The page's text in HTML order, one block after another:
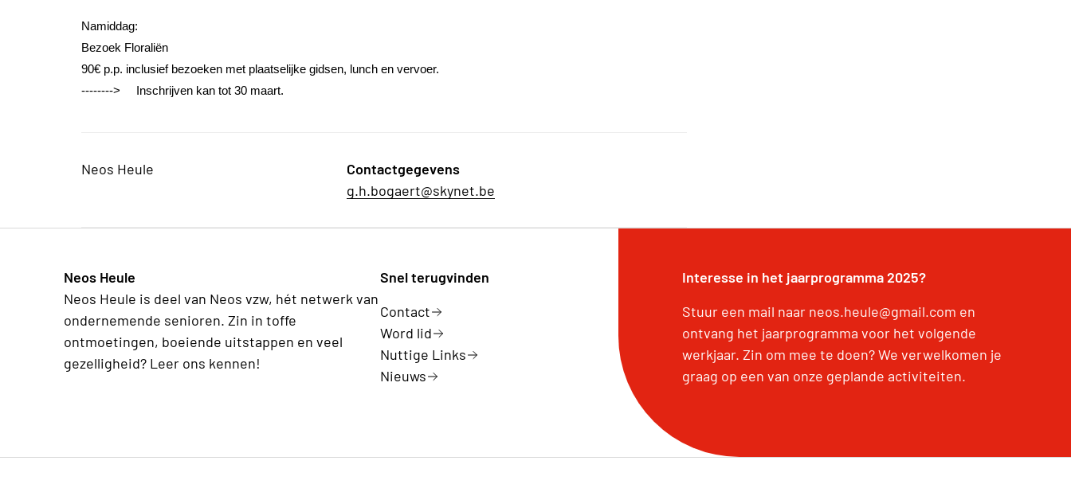
Namiddag:
Bezoek Floraliën
90€ p.p. inclusief bezoeken met plaatselijke gidsen, lunch en vervoer.
--------> Inschrijven kan tot 30 maart.
Neos Heule
Contactgegevens
g.h.bogaert@skynet.be
Neos Heule
Neos Heule is deel van Neos vzw, hét netwerk van
ondernemende senioren. Zin in toffe
ontmoetingen, boeiende uitstappen en veel
gezelligheid? Leer ons kennen!
Snel terugvinden
Contact
Word lid
Nuttige Links
Nieuws
Interesse in het jaarprogramma 2025?
Stuur een mail naar neos.heule@gmail.com en
ontvang het jaarprogramma voor het volgende
werkjaar. Zin om mee te doen? We verwelkomen je
graag op een van onze geplande activiteiten.